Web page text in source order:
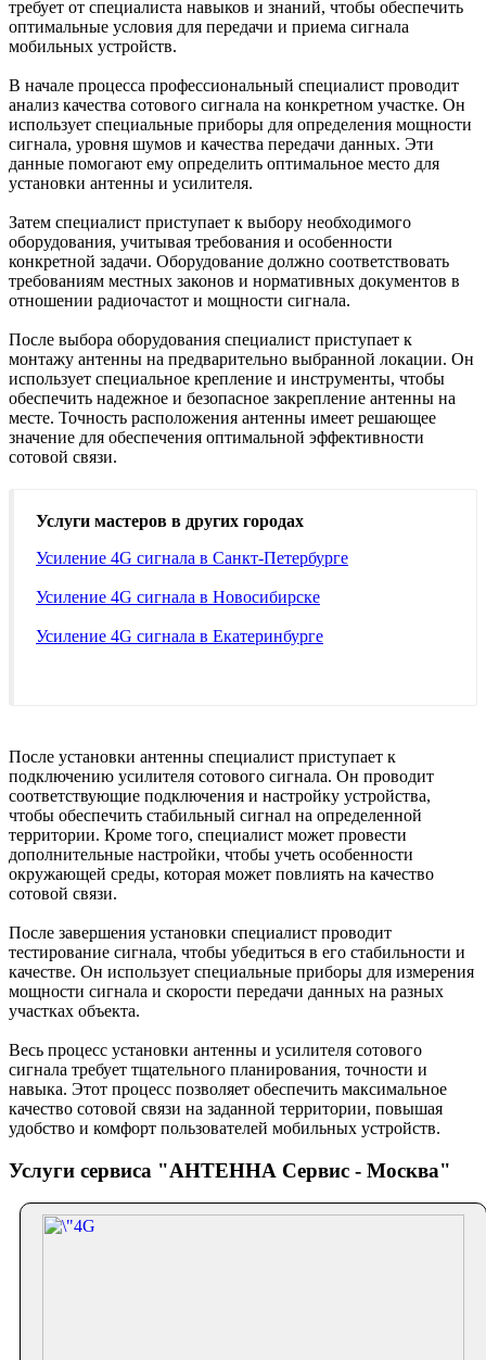
требует от специалиста навыков и знаний, чтобы обеспечить
оптимальные условия для передачи и приема сигнала
мобильных устройств.
В начале процесса профессиональный специалист проводит
анализ качества сотового сигнала на конкретном участке. Он
использует специальные приборы для определения мощности
сигнала, уровня шумов и качества передачи данных. Эти
данные помогают ему определить оптимальное место для
установки антенны и усилителя.
Затем специалист приступает к выбору необходимого
оборудования, учитывая требования и особенности
конкретной задачи. Оборудование должно соответствовать
требованиям местных законов и нормативных документов в
отношении радиочастот и мощности сигнала.
После выбора оборудования специалист приступает к
монтажу антенны на предварительно выбранной локации. Он
использует специальное крепление и инструменты, чтобы
обеспечить надежное и безопасное закрепление антенны на
месте. Точность расположения антенны имеет решающее
значение для обеспечения оптимальной эффективности
сотовой связи.
Услуги мастеров в других городах
Усиление 4G сигнала в Санкт-Петербурге
Усиление 4G сигнала в Новосибирске
Усиление 4G сигнала в Екатеринбурге
После установки антенны специалист приступает к
подключению усилителя сотового сигнала. Он проводит
соответствующие подключения и настройку устройства,
чтобы обеспечить стабильный сигнал на определенной
территории. Кроме того, специалист может провести
дополнительные настройки, чтобы учеть особенности
окружающей среды, которая может повлиять на качество
сотовой связи.
После завершения установки специалист проводит
тестирование сигнала, чтобы убедиться в его стабильности и
качестве. Он использует специальные приборы для измерения
мощности сигнала и скорости передачи данных на разных
участках объекта.
Весь процесс установки антенны и усилителя сотового
сигнала требует тщательного планирования, точности и
навыка. Этот процесс позволяет обеспечить максимальное
качество сотовой связи на заданной территории, повышая
удобство и комфорт пользователей мобильных устройств.
Услуги сервиса "АНТЕННА Сервис - Москва"